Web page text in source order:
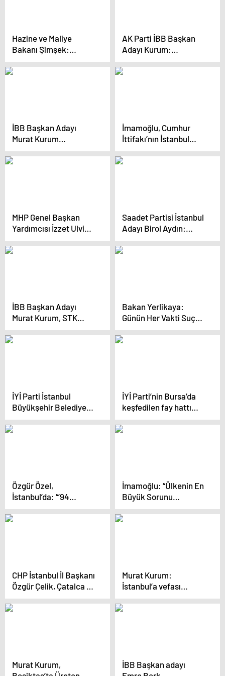
Hazine ve Maliye
Bakanı Şimşek:
Enflasyonu Tek
Haneye İndireceğiz
AK Parti İBB Başkan
Adayı Kurum:
“İstanbul’da 650 bin
konutu 5 yıl içerisinde
İBB Başkan Adayı
Murat Kurum
Küçükçekmece’de
Miting Düzenledi
İmamoğlu, Cumhur
İttifakı’nın İstanbul
adayının Gazze çıkışına
tepki gösterdi
MHP Genel Başkan
Yardımcısı İzzet Ulvi
Yönter: İstanbul’da
irademizi göstereceğiz
Saadet Partisi İstanbul
Adayı Birol Aydın:
“Bizim Bir İstanbul
Tasavvurumuz Var,
İBB Başkan Adayı
Murat Kurum, STK
Ziyaretinde Dünya
Mazlumlarının Umutla
Bakan Yerlikaya:
Günün Her Vakti Suçu
Önlemek İçin
Çalışıyoruz
İYİ Parti İstanbul
Büyükşehir Belediye
Başkan Adayı Buğra
Kavuncu: ‘Seçimin
İYİ Parti’nin Bursa’da
keşfedilen fay hattı
araştırma önergesi
reddedildi
Özgür Özel,
İstanbul’da: “’94
Ruhuyla’ Diyorlar.
İmamoğlu: “Ülkenin En
Büyük Sorunu
Ekonomik Kriz. 14
Sene Önce 200 Lira,
CHP İstanbul İl Başkanı
Özgür Çelik, Çatalca ve
Üsküdar’da saha
çalışmalarına katıldı
Murat Kurum:
İstanbul’a vefası
olmayanlarla
yönetilemez
Murat Kurum,
İBB Başkan adayı